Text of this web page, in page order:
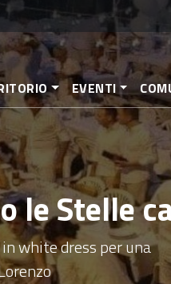
Salta
al
contenuto
principale
EVENTI
le Stelle
white dress per una